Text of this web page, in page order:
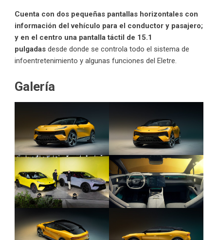
Cuenta con dos pequeñas pantallas horizontales con
información del vehículo para el conductor y pasajero;
y en el centro una pantalla táctil de 15.1
pulgadas desde donde se controla todo el sistema de
infoentretenimiento y algunas funciones del Eletre.
Galería